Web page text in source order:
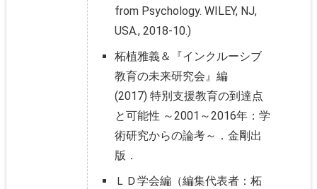
from Psychology. WILEY, NJ,
USA., 2018-10.)
柘植雅義＆『インクルーシブ
教育の未来研究会』編
(2017) 特別支援教育の到達点
と可能性 ～2001～2016年：学
術研究からの論考～．金剛出
版．
ＬＤ学会編（編集代表者：柘